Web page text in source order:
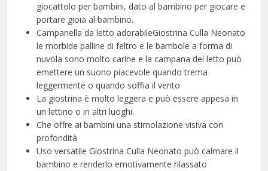
giocattolo per bambini, dato al bambino per giocare e
portare gioia al bambino.
Campanella da letto adorabileGiostrina Culla Neonato
le morbide palline di feltro e le bambole a forma di
nuvola sono molto carine e la campana del letto può
emettere un suono piacevole quando trema
leggermente o quando soffia il vento
La giostrina è molto leggera e può essere appesa in
un lettino o in altri luoghi.
Che offre ai bambini una stimolazione visiva con
profondità
Uso versatile Giostrina Culla Neonato può calmare il
bambino e renderlo emotivamente rilassato